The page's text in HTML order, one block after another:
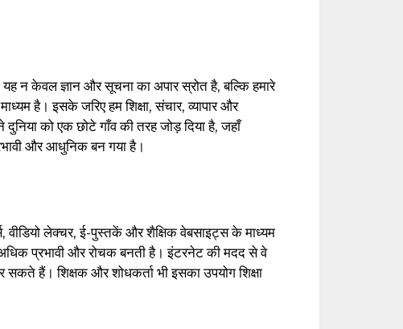
केवल ज्ञान और सूचना का अपार स्रोत है, बल्कि हमारे
है। इसके जरिए हम शिक्षा, संचार, व्यापार और
को एक छोटे गाँव की तरह जोड़ दिया है, जहाँ
और आधुनिक बन गया है।
वीडियो लेक्चर, ई-पुस्तकें और शैक्षिक वेबसाइट्स के माध्यम
प्रभावी और रोचक बनती है। इंटरनेट की मदद से वे
हैं। शिक्षक और शोधकर्ता भी इसका उपयोग शिक्षा